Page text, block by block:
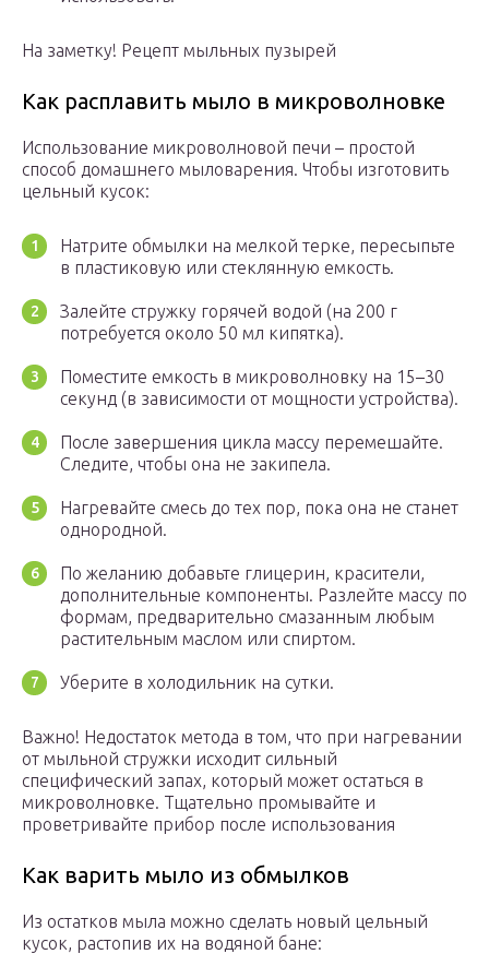
На заметку! Рецепт мыльных пузырей
Как расплавить мыло в микроволновке
Использование микроволновой печи – простой
способ домашнего мыловарения. Чтобы изготовить
цельный кусок:
Натрите обмылки на мелкой терке, пересыпьте
в пластиковую или стеклянную емкость.
Залейте стружку горячей водой (на 200 г
потребуется около 50 мл кипятка).
Поместите емкость в микроволновку на 15–30
секунд (в зависимости от мощности устройства).
После завершения цикла массу перемешайте.
Следите, чтобы она не закипела.
Нагревайте смесь до тех пор, пока она не станет
однородной.
По желанию добавьте глицерин, красители,
дополнительные компоненты. Разлейте массу по
формам, предварительно смазанным любым
растительным маслом или спиртом.
Уберите в холодильник на сутки.
Важно! Недостаток метода в том, что при нагревании
от мыльной стружки исходит сильный
специфический запах, который может остаться в
микроволновке. Тщательно промывайте и
проветривайте прибор после использования
Как варить мыло из обмылков
Из остатков мыла можно сделать новый цельный
кусок, растопив их на водяной бане: